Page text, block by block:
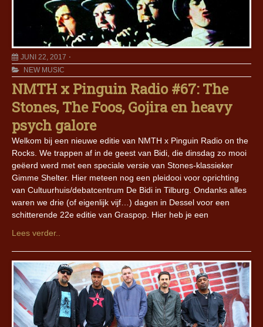
JUNI 22, 2017
NEW MUSIC
NMTH x Pinguin Radio #67: The
Stones, The Foos, Gojira en heavy
psych galore
Welkom bij een nieuwe editie van NMTH x Pinguin Radio on the
Rocks. We trappen af in de geest van Bidi, die dinsdag zo mooi
geëerd werd met een speciale versie van Stones-klassieker
Gimme Shelter. Hier meteen nog een pleidooi voor oprichting
van Cultuurhuis/debatcentrum De Bidi in Tilburg. Ondanks alles
waren we drie (of eigenlijk vijf…) dagen in Dessel voor een
schitterende 22e editie van Graspop. Hier heb je een
Lees verder..